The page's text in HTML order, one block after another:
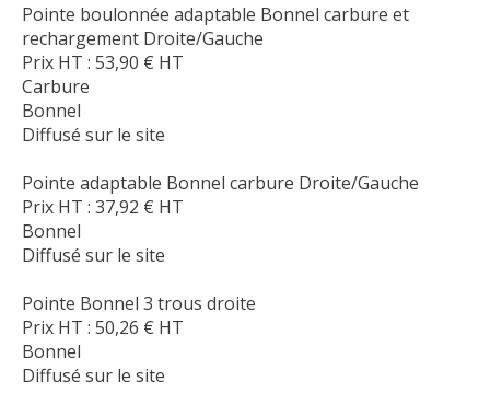
Pointe boulonnée adaptable Bonnel carbure et
rechargement Droite/Gauche
Prix HT : 53,90 € HT
Carbure
Bonnel
Diffusé sur le site
Pointe adaptable Bonnel carbure Droite/Gauche
Prix HT : 37,92 € HT
Bonnel
Diffusé sur le site
Pointe Bonnel 3 trous droite
Prix HT : 50,26 € HT
Bonnel
Diffusé sur le site